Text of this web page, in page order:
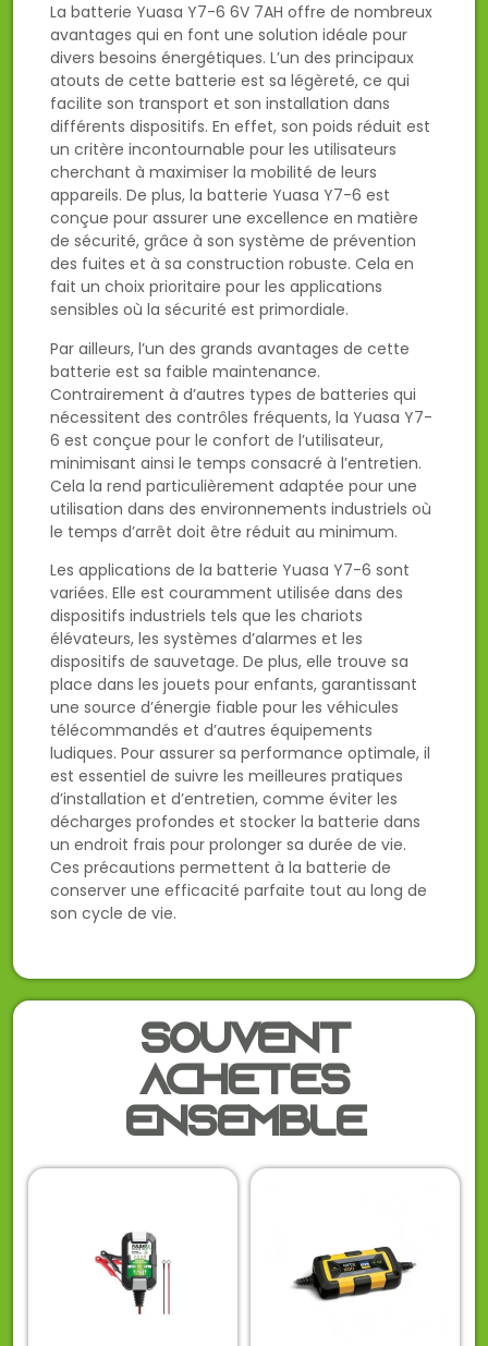
Souvent
achetés
ensemble
La batterie Yuasa Y7-6 6V 7AH offre de nombreux
avantages qui en font une solution idéale pour
divers besoins énergétiques. L’un des principaux
atouts de cette batterie est sa légèreté, ce qui
facilite son transport et son installation dans
différents dispositifs. En effet, son poids réduit est
un critère incontournable pour les utilisateurs
cherchant à maximiser la mobilité de leurs
appareils. De plus, la batterie Yuasa Y7-6 est
conçue pour assurer une excellence en matière
de sécurité, grâce à son système de prévention
des fuites et à sa construction robuste. Cela en
fait un choix prioritaire pour les applications
sensibles où la sécurité est primordiale.
Par ailleurs, l’un des grands avantages de cette
batterie est sa faible maintenance.
Contrairement à d’autres types de batteries qui
nécessitent des contrôles fréquents, la Yuasa Y7-
6 est conçue pour le confort de l’utilisateur,
minimisant ainsi le temps consacré à l’entretien.
Cela la rend particulièrement adaptée pour une
utilisation dans des environnements industriels où
le temps d’arrêt doit être réduit au minimum.
Les applications de la batterie Yuasa Y7-6 sont
variées. Elle est couramment utilisée dans des
dispositifs industriels tels que les chariots
élévateurs, les systèmes d’alarmes et les
dispositifs de sauvetage. De plus, elle trouve sa
place dans les jouets pour enfants, garantissant
une source d’énergie fiable pour les véhicules
télécommandés et d’autres équipements
ludiques. Pour assurer sa performance optimale, il
est essentiel de suivre les meilleures pratiques
d’installation et d’entretien, comme éviter les
décharges profondes et stocker la batterie dans
un endroit frais pour prolonger sa durée de vie.
Ces précautions permettent à la batterie de
conserver une efficacité parfaite tout au long de
son cycle de vie.